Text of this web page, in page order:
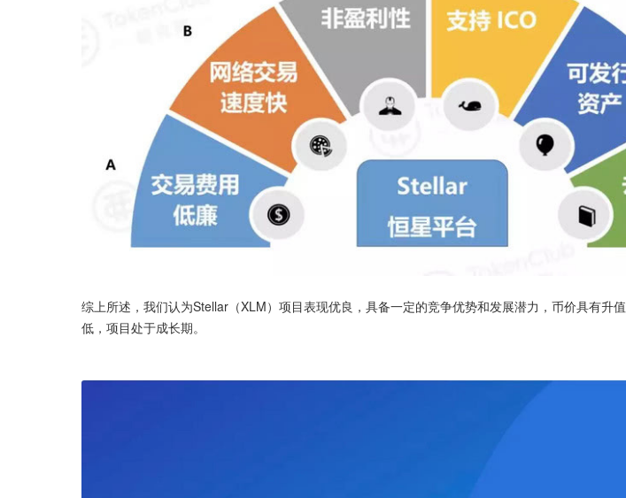
综上所述，我们认为Stellar（XLM）项目表现优良，具备一定的竞争优势和发展潜力，币价具有升
低，项目处于成长期。